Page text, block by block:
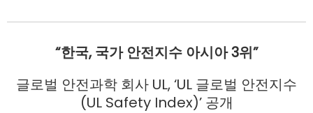
“한국,국가 안전지수 아시아3위”
글로벌 안전과학 회사 UL, ‘UL 글로벌 안전지수
(UL Safety Index)’ 공개